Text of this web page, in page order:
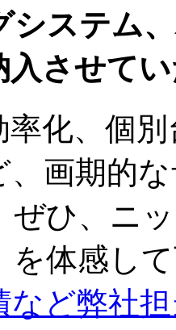
システム
入させて
率化、個
、画期的
ぜひ、ニ
を体感し
など弊社